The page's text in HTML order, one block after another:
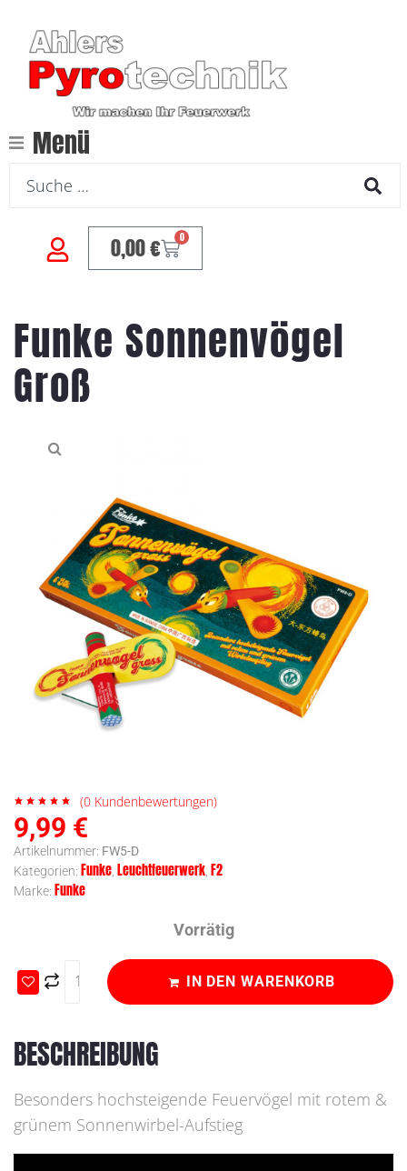
Menü
0,00€ 0
BESCHREIBUNG
Besonders hochsteigende Feuervögel mit rotem &
grünem Sonnenwirbel-Aufstieg
Funke Sonnenvögel
Groß
(0 Kundenbewertungen)
9,99 €
Artikelnummer: FW5-D
Kategorien: Funke Leuchtfeuerwerk F2
Marke: Funke
Vorrätig
IN DEN WARENKORB